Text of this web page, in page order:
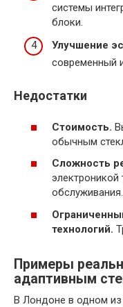
системы
блоки.
Улучшение
современный
Недостатки
Стоимость.
обычным
Сложность
электроникой
обслуживания.
технологий.
Примеры
адаптивным
В Лондоне в одном